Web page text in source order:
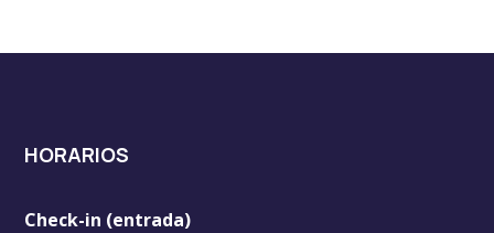
HORARIOS
Check-in (entrada)